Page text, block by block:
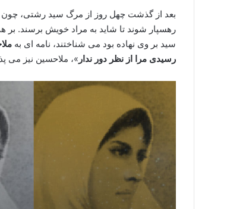
بعد از گذشت چهل روز از مرگ سید رشتی، چون
رهسپار شوند تا شاید به مراد خویش برسند.
سید بر وی نهاده بود می شناختند، نامه ای به
رسیدی مرا از نظر دور ندار »، ملاحسین نیز می